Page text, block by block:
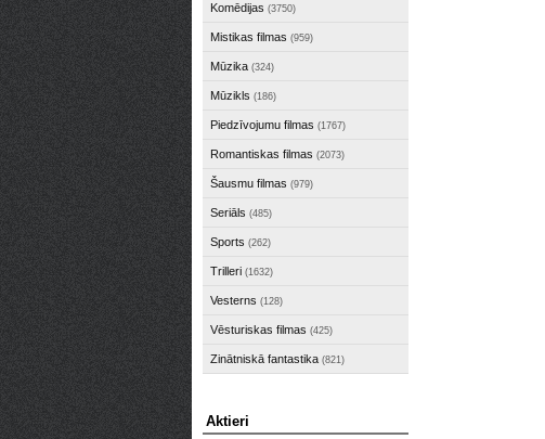
Komēdijas (3750)
Mistikas filmas (959)
Mūzika (324)
Mūzikls (186)
Piedzīvojumu filmas (1767)
Romantiskas filmas (2073)
Šausmu filmas (979)
Seriāls (485)
Sports (262)
Trilleri (1632)
Vesterns (128)
Vēsturiskas filmas (425)
Zinātniskā fantastika (821)
Aktieri